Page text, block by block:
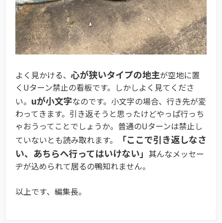
よく見かける、 心が狭いタイプの地主が空地に置
くUターン禁止の看板です。しかしよく見てくださ
い。 uが小文字なのです。小文字の場合、行き先が変
わってきます。引き返そうと思ったけどやっぱ行っち
ゃおうってことでしょうか。普通のUターンは禁止し
ていないとも読み取れます。
「ここで引き返しなさ
い、あちらへ行ってはいけない」 其んなメッセー
ヂが込められて居るの鴨知れません。
以上です、編集長。